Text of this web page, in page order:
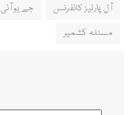
آل پارٹیز کانفرنس جے یو آئی
مسئلہ کشمیر